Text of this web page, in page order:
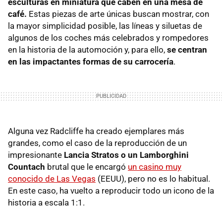
café. Estas piezas de arte únicas buscan mostrar, con
la mayor simplicidad posible, las líneas y siluetas de
algunos de los coches más celebrados y rompedores
en la historia de la automoción y, para ello, se centran
en las impactantes formas de su carrocería.
Alguna vez Radcliffe ha creado ejemplares más
grandes, como el caso de la reproducción de un
impresionante Lancia Stratos o un Lamborghini
Countach brutal que le encargó un casino muy
conocido de Las Vegas (EEUU), pero no es lo habitual.
En este caso, ha vuelto a reproducir todo un icono de la
historia a escala 1:1.